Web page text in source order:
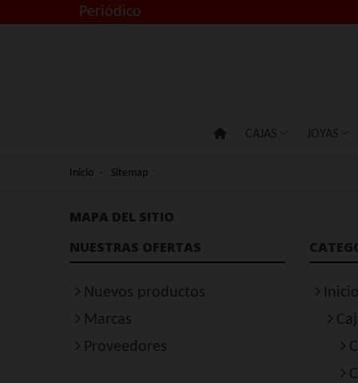
Periódico
CAJAS JOYAS
Inicio · Sitemap
MAPA DEL SITIO
NUESTRAS OFERTAS
Nuevos productos
Marcas
Proveedores
Inicio